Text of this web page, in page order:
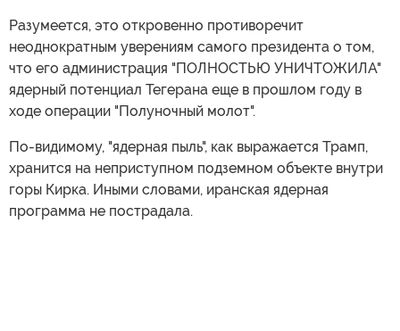
Разумеется, это откровенно противоречит
неоднократным уверениям самого президента о том,
что его администрация "ПОЛНОСТЬЮ УНИЧТОЖИЛА"
ядерный потенциал Тегерана еще в прошлом году в
ходе операции "Полуночный молот".
По-видимому, "ядерная пыль", как выражается Трамп,
хранится на неприступном подземном объекте внутри
горы Кирка. Иными словами, иранская ядерная
программа не пострадала.